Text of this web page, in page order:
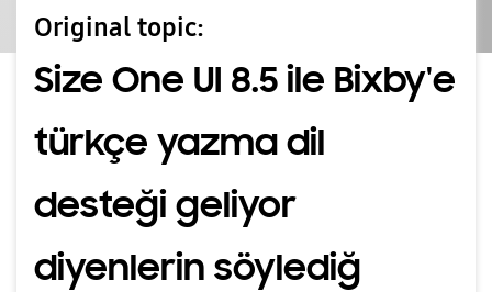
Original topic:
Size One UI 8.5 ile Bixby'e
türkçe yazma dil
desteği geliyor
diyenlerin söylediğ